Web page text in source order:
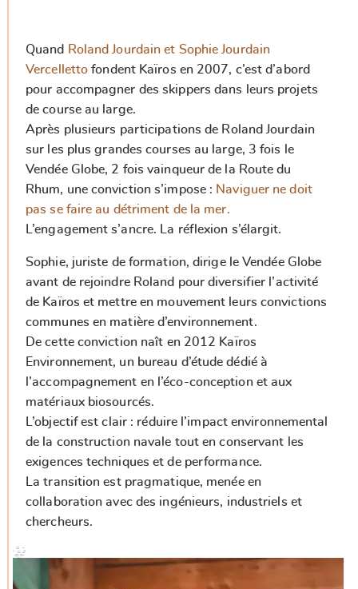
Quand
Roland Jourdain et Sophie Jourdain
Vercelletto fondent Kaïros en 2007, c’est d’abord
pour accompagner des skippers dans leurs projets
de course au large.
Après plusieurs participations de Roland Jourdain
sur les plus grandes courses au large, 3 fois le
Vendée Globe, 2 fois vainqueur de la Route du
Rhum, une conviction s’impose : Naviguer ne doit
pas se faire au détriment de la mer.
L’engagement s’ancre. La réflexion s’élargit.
Sophie, juriste de formation, dirige le Vendée Globe
avant de rejoindre Roland pour diversifier l’activité
de Kaïros et mettre en mouvement leurs convictions
communes en matière d’environnement.
De cette conviction naît en 2012 Kaïros
Environnement, un bureau d’étude dédié à
l’accompagnement en l’éco-conception et aux
matériaux biosourcés.
L’objectif est clair : réduire l’impact environnemental
de la construction navale tout en conservant les
exigences techniques et de performance.
La transition est pragmatique, menée en
collaboration avec des ingénieurs, industriels et
chercheurs.